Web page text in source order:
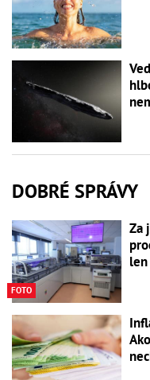
DOBRÉ SPRÁVY
FOTO
Za